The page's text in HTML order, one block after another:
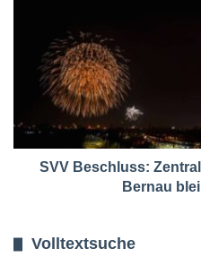
SVV Beschluss:
Bernau
Volltextsuche